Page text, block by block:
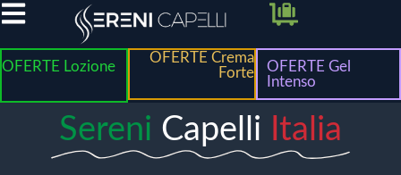
OFERTE Lozione
OFERTE Crema
Forte
OFERTE Gel
Intenso
Sereni Capelli Italia